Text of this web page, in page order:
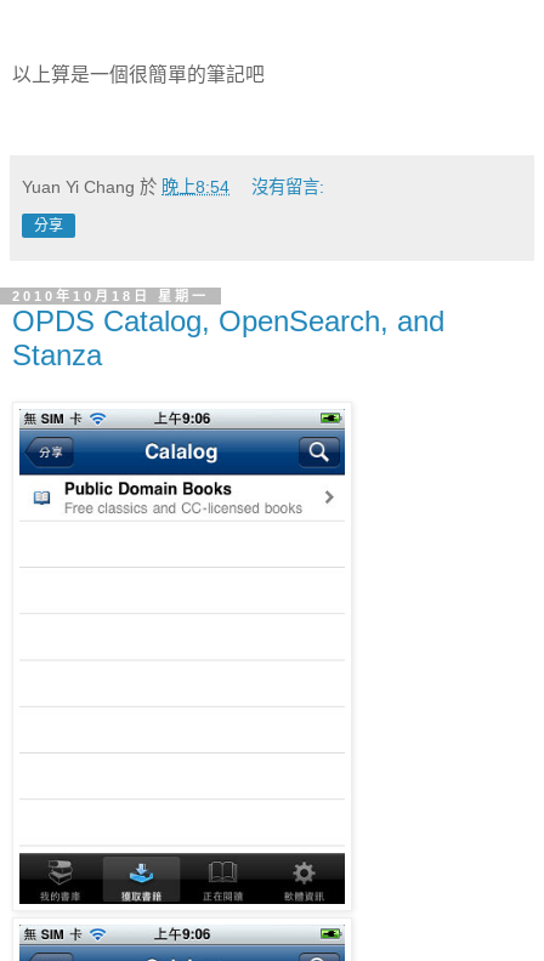
以上算是一個很簡單的筆記吧
Yuan Yi Chang 於 晚上8:54 沒有留言:
分享
2010年10月18日 星期一
OPDS Catalog, OpenSearch, and
Stanza